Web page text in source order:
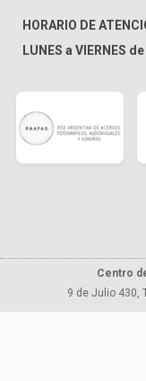
HORARIO DE
LUNES a VIERNES
Centro
9 de Julio 430,